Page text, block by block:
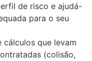
de risco e ajudá-
para o seu
que levam
(colisão,